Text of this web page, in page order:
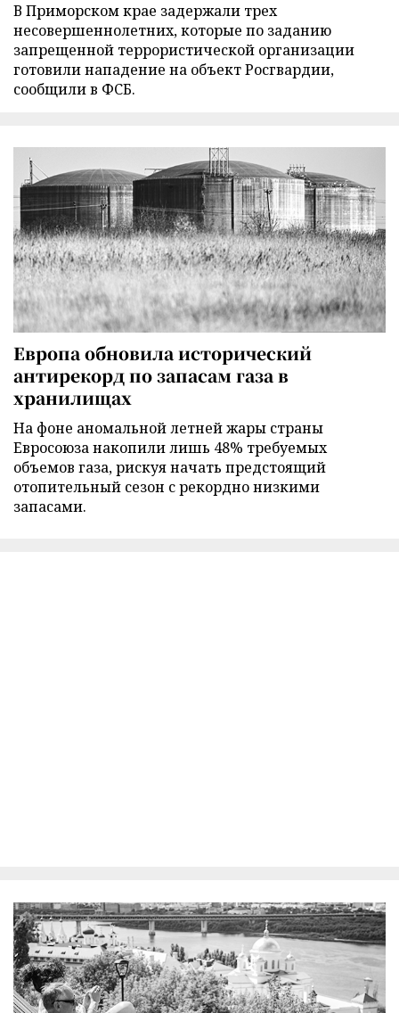
В Приморском крае задержали трех
несовершеннолетних, которые по заданию
запрещенной террористической организации
готовили нападение на объект Росгвардии,
сообщили в ФСБ.
Европа обновила исторический
антирекорд по запасам газа в
хранилищах
На фоне аномальной летней жары страны
Евросоюза накопили лишь 48% требуемых
объемов газа, рискуя начать предстоящий
отопительный сезон с рекордно низкими
запасами.